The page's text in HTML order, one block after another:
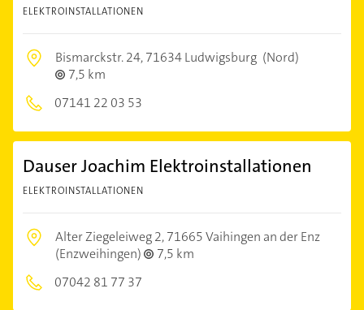
ELEKTROINSTALLATIONEN
Bismarckstr. 24,71634 Ludwigsburg (Nord)
7,5 km
07141 22 03 53
Dauser Joachim Elektroinstallationen
ELEKTROINSTALLATIONEN
Alter Ziegeleiweg 2,71665 Vaihingen an der Enz
(Enzweihingen)
7,5 km
07042 81 77 37